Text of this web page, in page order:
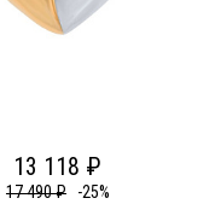
13 118 ₽
17 490 ₽ -25%